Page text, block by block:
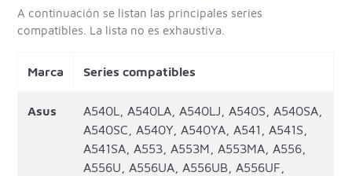
A continuación se listan las principales series
compatibles. La lista no es exhaustiva.
Marca Series compatibles
Asus
A540L, A540LA, A540LJ, A540S, A540SA,
A540SC, A540Y, A540YA, A541, A541S,
A541SA, A553, A553M, A553MA, A556,
A556U, A556UA, A556UB, A556UF,